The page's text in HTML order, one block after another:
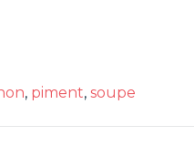
, piment, soupe